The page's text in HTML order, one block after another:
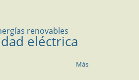
renovables
eléctrica
Más